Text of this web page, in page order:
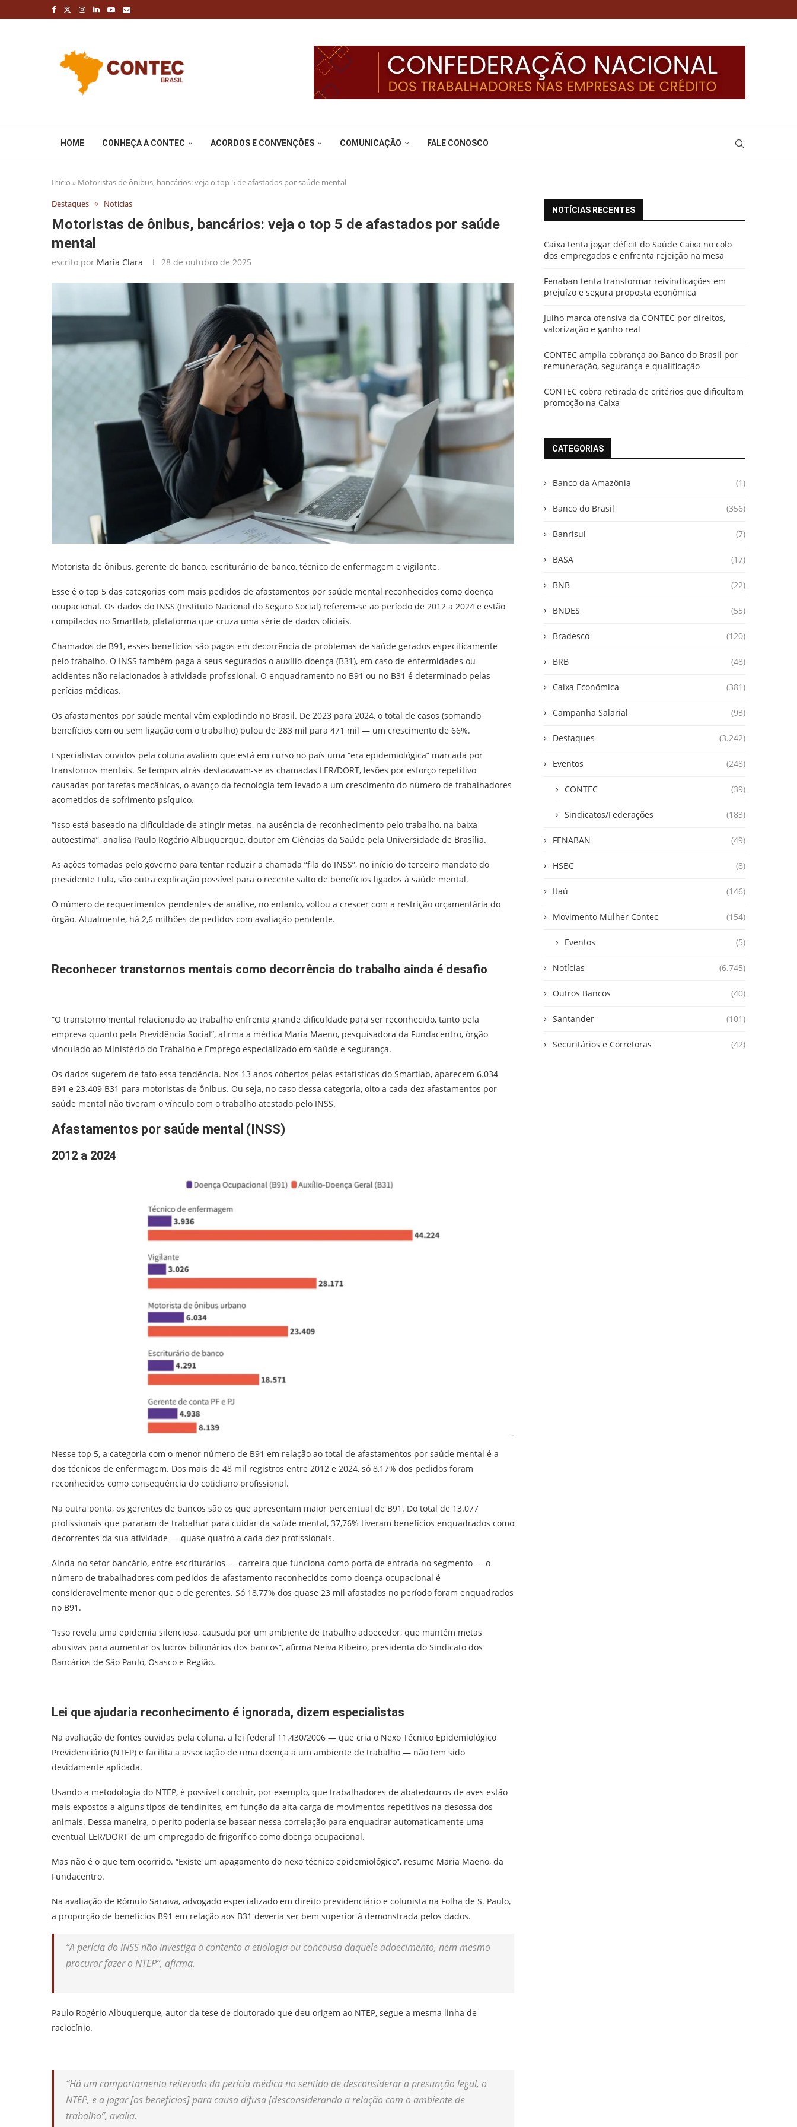
HOME CONHEÇA A CONTEC ACORDOS E CONVENÇÕES COMUNICAÇÃO FALE CONOSCO
Início » Motoristas de ônibus, bancários: veja o top 5 de afastados por saúde mental
Destaques
Notícias
Motoristas de ônibus, bancários: veja o top 5 de afastados por saúde
mental
escrito por Maria Clara 28 de outubro de 2025
Motorista de ônibus, gerente de banco, escriturário de banco, técnico de enfermagem e vigilante.
Esse é o top 5 das categorias com mais pedidos de afastamentos por saúde mental reconhecidos como doença
ocupacional. Os dados do INSS (Instituto Nacional do Seguro Social) referem-se ao período de 2012 a 2024 e estão
compilados no Smartlab, plataforma que cruza uma série de dados oficiais.
Chamados de B91, esses benefícios são pagos em decorrência de problemas de saúde gerados especificamente
pelo trabalho. O INSS também paga a seus segurados o auxílio-doença (B31), em caso de enfermidades ou
acidentes não relacionados à atividade profissional. O enquadramento no B91 ou no B31 é determinado pelas
perícias médicas.
Os afastamentos por saúde mental vêm explodindo no Brasil. De 2023 para 2024, o total de casos (somando
benefícios com ou sem ligação com o trabalho) pulou de 283 mil para 471 mil — um crescimento de 66%.
Especialistas ouvidos pela coluna avaliam que está em curso no país uma “era epidemiológica” marcada por
transtornos mentais. Se tempos atrás destacavam-se as chamadas LER/DORT, lesões por esforço repetitivo
causadas por tarefas mecânicas, o avanço da tecnologia tem levado a um crescimento do número de trabalhadores
acometidos de sofrimento psíquico.
“Isso está baseado na dificuldade de atingir metas, na ausência de reconhecimento pelo trabalho, na baixa
autoestima”, analisa Paulo Rogério Albuquerque, doutor em Ciências da Saúde pela Universidade de Brasília.
As ações tomadas pelo governo para tentar reduzir a chamada “fila do INSS”, no início do terceiro mandato do
presidente Lula, são outra explicação possível para o recente salto de benefícios ligados à saúde mental.
O número de requerimentos pendentes de análise, no entanto, voltou a crescer com a restrição orçamentária do
órgão. Atualmente, há 2,6 milhões de pedidos com avaliação pendente.
Reconhecer transtornos mentais como decorrência do trabalho ainda é desafio
“O transtorno mental relacionado ao trabalho enfrenta grande dificuldade para ser reconhecido, tanto pela
empresa quanto pela Previdência Social”, afirma a médica Maria Maeno, pesquisadora da Fundacentro, órgão
vinculado ao Ministério do Trabalho e Emprego especializado em saúde e segurança.
Os dados sugerem de fato essa tendência. Nos 13 anos cobertos pelas estatísticas do Smartlab, aparecem 6.034
B91 e 23.409 B31 para motoristas de ônibus. Ou seja, no caso dessa categoria, oito a cada dez afastamentos por
saúde mental não tiveram o vínculo com o trabalho atestado pelo INSS.
Afastamentos por saúde mental (INSS)
2012 a 2024
Nesse top 5, a categoria com o menor número de B91 em relação ao total de afastamentos por saúde mental é a
dos técnicos de enfermagem. Dos mais de 48 mil registros entre 2012 e 2024, só 8,17% dos pedidos foram
reconhecidos como consequência do cotidiano profissional.
Na outra ponta, os gerentes de bancos são os que apresentam maior percentual de B91. Do total de 13.077
profissionais que pararam de trabalhar para cuidar da saúde mental, 37,76% tiveram benefícios enquadrados como
decorrentes da sua atividade — quase quatro a cada dez profissionais.
Ainda no setor bancário, entre escriturários — carreira que funciona como porta de entrada no segmento — o
número de trabalhadores com pedidos de afastamento reconhecidos como doença ocupacional é
consideravelmente menor que o de gerentes. Só 18,77% dos quase 23 mil afastados no período foram enquadrados
no B91.
“Isso revela uma epidemia silenciosa, causada por um ambiente de trabalho adoecedor, que mantém metas
abusivas para aumentar os lucros bilionários dos bancos”, afirma Neiva Ribeiro, presidenta do Sindicato dos
Bancários de São Paulo, Osasco e Região.
Lei que ajudaria reconhecimento é ignorada, dizem especialistas
Na avaliação de fontes ouvidas pela coluna, a lei federal 11.430/2006 — que cria o Nexo Técnico Epidemiológico
Previdenciário (NTEP) e facilita a associação de uma doença a um ambiente de trabalho — não tem sido
devidamente aplicada.
Usando a metodologia do NTEP, é possível concluir, por exemplo, que trabalhadores de abatedouros de aves estão
mais expostos a alguns tipos de tendinites, em função da alta carga de movimentos repetitivos na desossa dos
animais. Dessa maneira, o perito poderia se basear nessa correlação para enquadrar automaticamente uma
eventual LER/DORT de um empregado de frigorífico como doença ocupacional.
Mas não é o que tem ocorrido. “Existe um apagamento do nexo técnico epidemiológico”, resume Maria Maeno, da
Fundacentro.
Na avaliação de Rômulo Saraiva, advogado especializado em direito previdenciário e colunista na Folha de S. Paulo,
a proporção de benefícios B91 em relação aos B31 deveria ser bem superior à demonstrada pelos dados.
“A perícia do INSS não investiga a contento a etiologia ou concausa daquele adoecimento, nem mesmo
procurar fazer o NTEP”, afirma.
Paulo Rogério Albuquerque, autor da tese de doutorado que deu origem ao NTEP, segue a mesma linha de
raciocínio.
“Há um comportamento reiterado da perícia médica no sentido de desconsiderar a presunção legal, o
NTEP, e a jogar [os benefícios] para causa difusa [desconsiderando a relação com o ambiente de
trabalho”, avalia.
NOTÍCIAS RECENTES
Caixa tenta jogar déficit do Saúde Caixa no colo
dos empregados e enfrenta rejeição na mesa
Fenaban tenta transformar reivindicações em
prejuízo e segura proposta econômica
Julho marca ofensiva da CONTEC por direitos,
valorização e ganho real
CONTEC amplia cobrança ao Banco do Brasil por
remuneração, segurança e qualificação
CONTEC cobra retirada de critérios que dificultam
promoção na Caixa
CATEGORIAS
Banco da Amazônia (1)
Banco do Brasil (356)
Banrisul (7)
BASA (17)
BNB (22)
BNDES (55)
Bradesco (120)
BRB (48)
Caixa Econômica (381)
Campanha Salarial (93)
Destaques (3.242)
Eventos (248)
CONTEC (39)
Sindicatos/Federações (183)
FENABAN (49)
HSBC (8)
Itaú (146)
Movimento Mulher Contec (154)
Eventos (5)
Notícias (6.745)
Outros Bancos (40)
Santander (101)
Securitários e Corretoras (42)